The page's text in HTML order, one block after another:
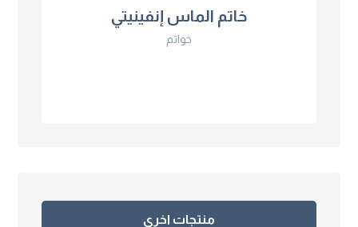
خاتم الماس إنفينيتي
خواتم
منتجات اخرى